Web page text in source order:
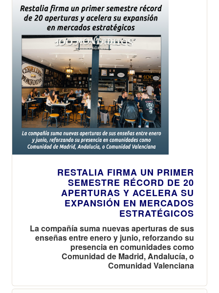
RESTALIA FIRMA UN PRIMER
SEMESTRE RÉCORD DE 20
APERTURAS Y ACELERA SU
EXPANSIÓN EN MERCADOS
ESTRATÉGICOS
La compañía suma nuevas aperturas de sus
enseñas entre enero y junio, reforzando su
presencia en comunidades como
Comunidad de Madrid, Andalucía, o
Comunidad Valenciana